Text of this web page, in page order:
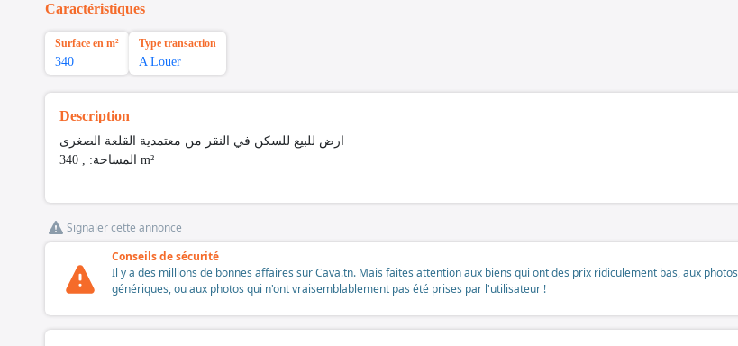
Caractéristiques
Surface en m²
340
Type transaction
A Louer
Description
المساحة: , 340 m²
Signaler cette annonce
Conseils de sécurité
Il y a des millions de bonnes affaires sur Cava.tn. Mais faites attention aux biens qui ont des prix ridiculement bas, aux photos
génériques, ou aux photos qui n'ont vraisemblablement pas été prises par l'utilisateur !